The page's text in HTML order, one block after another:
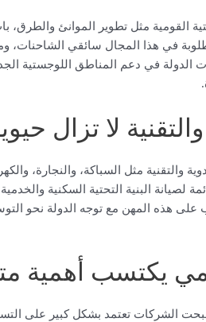
القومية مثل تطوير الموانئ
في هذا المجال سائقي الشاحنات،
الدولة في دعم المناطق اللوجستية
لا تزال
والتقنية مثل السباكة، والنجارة،
البنية التحتية السكنية
على هذه المهن مع توجه الدولة نحو
يكتسب أهمية
الشركات تعتمد بشكل كبير على